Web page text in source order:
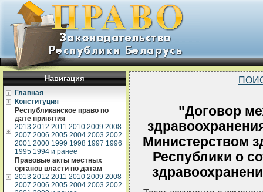
Навигация
Главная
Конституция
Республиканское право по
дате принятия
2013 2012 2011 2010 2009 2008
2007 2006 2005 2004 2003 2002
2001 2000 1999 1998 1997 1996
1995 1994 и ранее
Правовые акты местных
органов власти по датам
2013 2012 2011 2010 2009 2008
2007 2006 2005 2004 2003 2002
"Договор
Министерством
Республики о